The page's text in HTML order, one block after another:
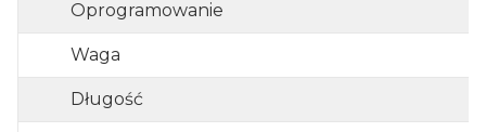
Oprogramowanie
Waga
Długość